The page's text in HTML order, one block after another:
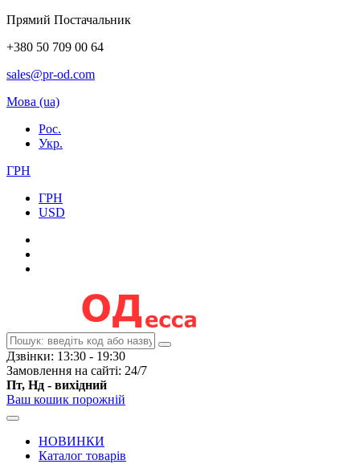
Прямий Постачальник
+380 50 709 00 64
sales@pr-od.com
Мова (ua)
Рос.
Укр.
ГРН
ГРН
USD
Дзвінки: 13:30 - 19:30
Замовлення на сайті: 24/7
Пт, Нд - вихідний
Ваш кошик порожній
НОВИНКИ
Каталог товарів